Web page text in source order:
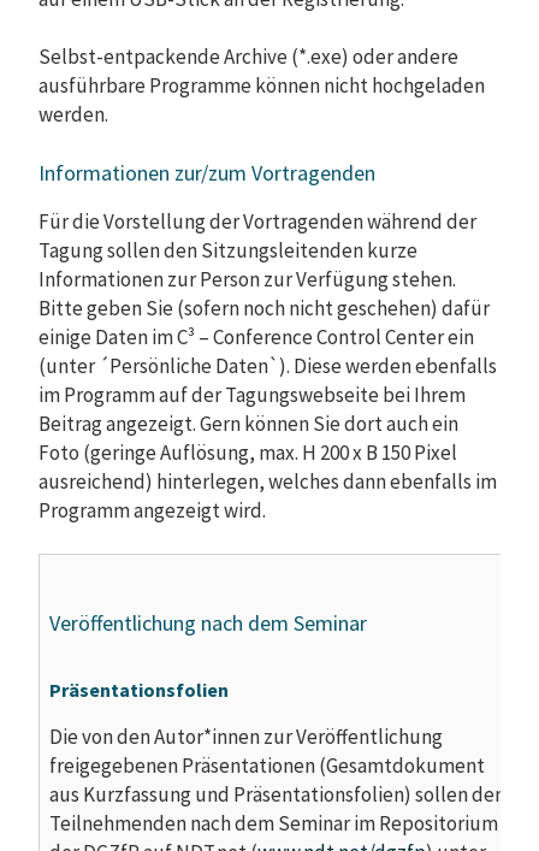
Selbst-entpackende Archive (*.exe) oder andere
ausführbare Programme können nicht hochgeladen
werden.
Informationen zur/zum Vortragenden
Für die Vorstellung der Vortragenden während der
Tagung sollen den Sitzungsleitenden kurze
Informationen zur Person zur Verfügung stehen.
Bitte geben Sie (sofern noch nicht geschehen) dafür
einige Daten im C³ – Conference Control Center ein
(unter ´Persönliche Daten`). Diese werden ebenfalls
im Programm auf der Tagungswebseite bei Ihrem
Beitrag angezeigt. Gern können Sie dort auch ein
Foto (geringe Auflösung, max. H 200 x B 150 Pixel
ausreichend) hinterlegen, welches dann ebenfalls im
Programm angezeigt wird.
Veröffentlichung nach dem Seminar
Präsentationsfolien
Die von den Autor*innen zur Veröffentlichung
freigegebenen Präsentationen (Gesamtdokument
aus Kurzfassung und Präsentationsfolien) sollen den
Teilnehmenden nach dem Seminar im Repositorium